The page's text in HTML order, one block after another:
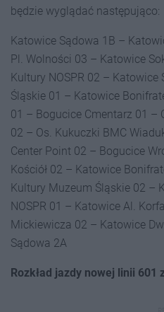
będzie wyglądać następująco:
Katowice Sądowa 1B –
Pl. Wolności 03 – Katowice
Kultury NOSPR 02 –
Śląskie 01 – Katowice
01 – Bogucice Cmentarz 01 –
02 – Os. Kukuczki BMC
Center Point 02 – Bogucice
Kościół 02 – Katowice
Kultury Muzeum Śląskie 02 –
NOSPR 01 – Katowice Al.
Mickiewicza 02 – Katowice
Sądowa 2A
Rozkład jazdy nowej linii 601